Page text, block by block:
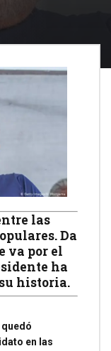
las
Da
va por el
ha
historia.
quedó
en las